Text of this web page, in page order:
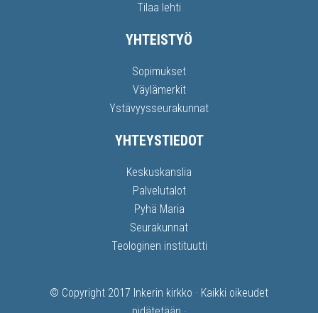
Tilaa lehti
YHTEISTYÖ
Sopimukset
Väylämerkit
Ystävyysseurakunnat
YHTEYSTIEDOT
Keskuskanslia
Palvelutalot
Pyhä Maria
Seurakunnat
Teologinen instituutti
© Copyright 2017 Inkerin kirkko · Kaikki oikeudet